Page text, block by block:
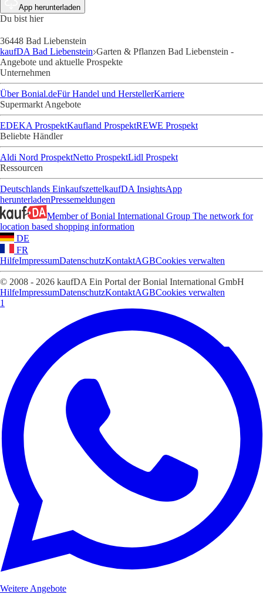
App herunterladen
Du bist hier
36448 Bad Liebenstein
kaufDA Bad Liebenstein Garten & Pflanzen Bad Liebenstein -
Angebote und aktuelle Prospekte
Unternehmen
Über Bonial.deFür Handel und HerstellerKarriere
Supermarkt Angebote
EDEKA ProspektKaufland ProspektREWE Prospekt
Beliebte Händler
Aldi Nord ProspektNetto ProspektLidl Prospekt
Ressourcen
Deutschlands EinkaufszettelkaufDA InsightsApp
herunterladenPressemeldungen
Member of Bonial International Group The network for
location based shopping information
DE
FR
HilfeImpressumDatenschutzKontaktAGBCookies verwalten
© 2008 - 2026 kaufDA Ein Portal der Bonial International GmbH
HilfeImpressumDatenschutzKontaktAGBCookies verwalten
1
Weitere Angebote